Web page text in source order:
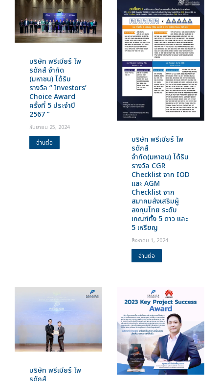
บริษัท พรีเมียร์ โพ
รดักส์ จำกัด
(มหาชน) ได้รับ
รางวัล “ Investors’
Choice Award
ครั้งที่ 5 ประจำปี
2567 ”
กันยายน 25, 2024
อ่านต่อ
บริษัท พรีเมียร์ โพ
รดักส์
จำกัด(มหาชน) ได้รับ
รางวัล CGR
Checklist จาก IOD
และ AGM
Checklist จาก
สมาคมส่งเสริมผู้
ลงทุนไทย ระดับ
เกณฑ์ทั้ง 5 ดาว และ
5 เหรียญ
สิงหาคม 1, 2024
อ่านต่อ
บริษัท พรีเมียร์ โพ